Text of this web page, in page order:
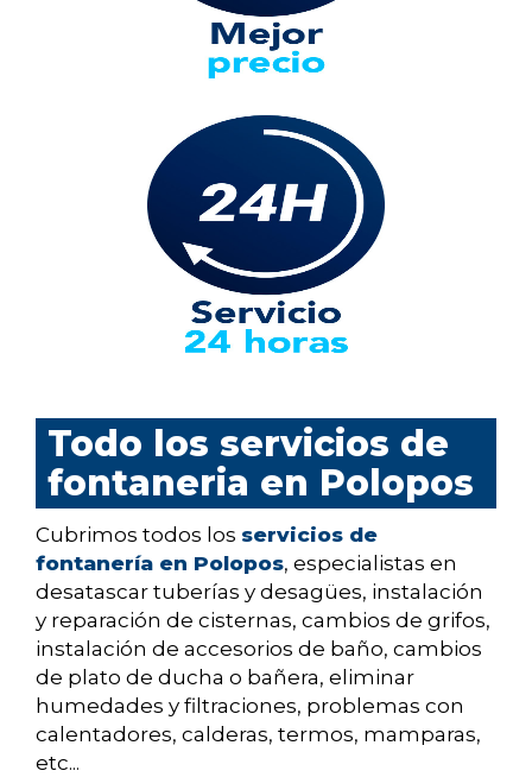
Todo los servicios de
fontaneria en Polopos
Cubrimos todos los servicios de
fontanería en Polopos, especialistas en
desatascar tuberías y desagües, instalación
y reparación de cisternas, cambios de grifos,
instalación de accesorios de baño, cambios
de plato de ducha o bañera, eliminar
humedades y filtraciones, problemas con
calentadores, calderas, termos, mamparas,
etc...